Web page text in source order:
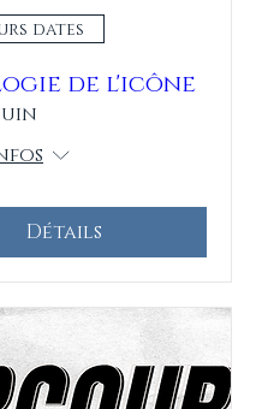
dates
de l'icône
Détails